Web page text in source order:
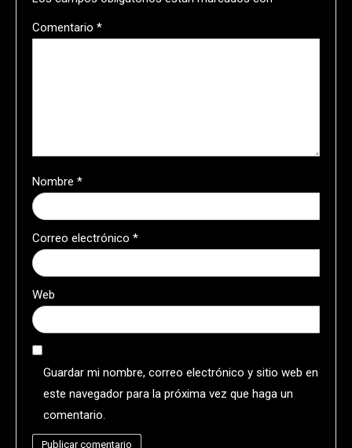
Comentario *
Nombre *
Correo electrónico *
Web
Guardar mi nombre, correo electrónico y sitio web en
este navegador para la próxima vez que haga un
comentario.